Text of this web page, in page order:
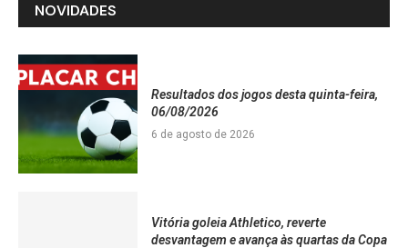
NOVIDADES
Resultados dos jogos desta quinta-feira,
06/08/2026
6 de agosto de 2026
Vitória goleia Athletico, reverte
desvantagem e avança às quartas da Copa